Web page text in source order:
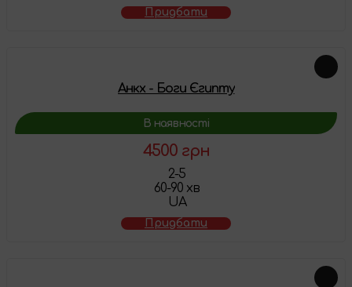
Придбати
Анкх - Боги Єгипту
В наявності
4500 грн
2-5
60-90 хв
UA
Придбати